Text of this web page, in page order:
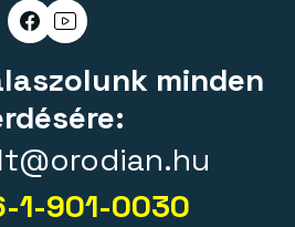
minden
1-901-0030